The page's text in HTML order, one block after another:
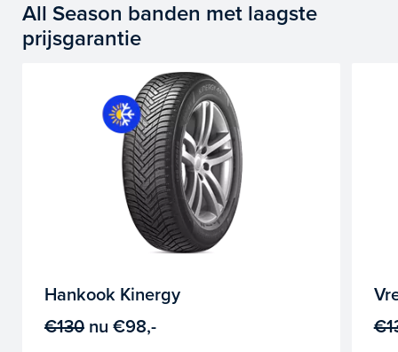
All Season banden met laagste
prijsgarantie
Hankook Kinergy
€130 nu €98,-